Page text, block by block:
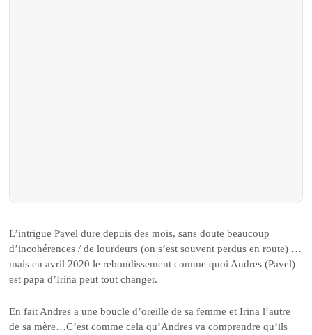
L’intrigue Pavel dure depuis des mois, sans doute beaucoup
d’incohérences / de lourdeurs (on s’est souvent perdus en route) …
mais en avril 2020 le rebondissement comme quoi Andres (Pavel)
est papa d’Irina peut tout changer.
En fait Andres a une boucle d’oreille de sa femme et Irina l’autre
de sa mère…C’est comme cela qu’Andres va comprendre qu’ils